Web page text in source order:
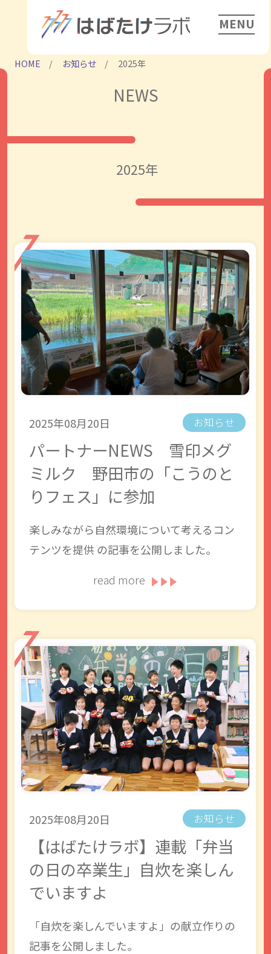
MENU
HOME お知らせ 2025年
NEWS
2025年
2025年08月20日 お知らせ
パートナーNEWS 雪印メグ
ミルク 野田市の「こうのと
りフェス」に参加
楽しみながら自然環境について考えるコン
テンツを提供 の記事を公開しました。
read more
2025年08月20日 お知らせ
【はばたけラボ】連載「弁当
の日の卒業生」自炊を楽しん
でいますよ
「自炊を楽しんでいますよ」の献立作りの
記事を公開しました。